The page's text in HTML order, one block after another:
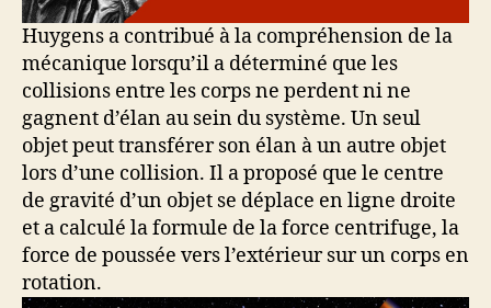
Huygens a contribué à la compréhension de la
mécanique lorsqu’il a déterminé que les
collisions entre les corps ne perdent ni ne
gagnent d’élan au sein du système. Un seul
objet peut transférer son élan à un autre objet
lors d’une collision. Il a proposé que le centre
de gravité d’un objet se déplace en ligne droite
et a calculé la formule de la force centrifuge, la
force de poussée vers l’extérieur sur un corps en
rotation.